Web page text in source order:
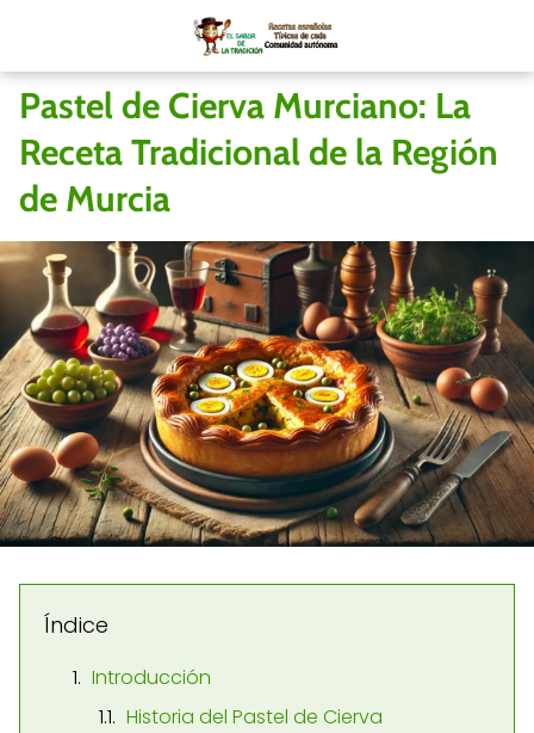
Pastel de Cierva Murciano: La
Receta Tradicional de la Región
de Murcia
Índice
Introducción
Historia del Pastel de Cierva